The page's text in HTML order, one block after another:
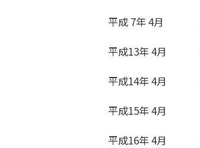
平成 7年 4月
平成13年 4月
平成14年 4月
平成15年 4月
平成16年 4月